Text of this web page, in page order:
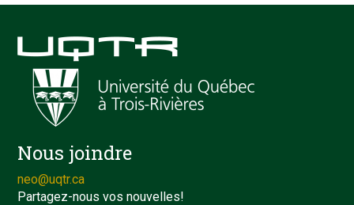
Nous joindre
neo@uqtr.ca
Partagez-nous vos nouvelles!